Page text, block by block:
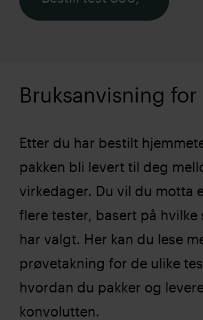
Bruksanvisning
Etter du har bestilt
pakken bli levert til deg
virkedager. Du vil du motta
flere tester, basert på hvilke
har valgt. Her kan du lese
prøvetakning for de ulike
hvordan du pakker og
konvolutten.